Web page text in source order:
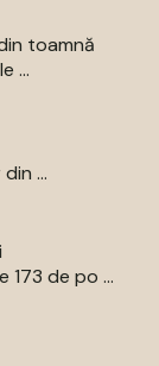
toamnă
...
...
de po ...